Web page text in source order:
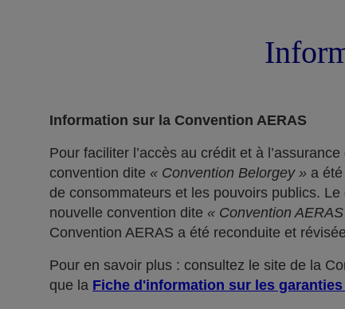
Information sur la Convention AERAS
Pour faciliter l’accès au crédit et à
convention dite « Convention Belorgey » a
de consommateurs et les pouvoirs publics.
nouvelle convention dite « Convention
Convention AERAS a été reconduite et
Pour en savoir plus : consultez le site de la
que la Fiche d'information sur les